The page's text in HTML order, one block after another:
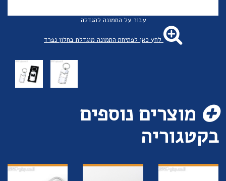
עבור על התמונה להגדלה
לחץ כאן לפתיחת התמונה מוגדלת בחלון נפרד
מוצרים נוספים
בקטגוריה